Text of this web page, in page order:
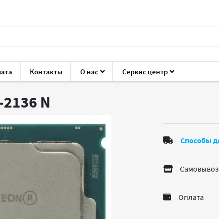
Контакты О нас Сервис центр
для серверов Процессоры (CPU) Intel Xeon E-2136
N
Способы
Самовывоз
Оплата